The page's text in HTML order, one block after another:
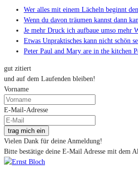
Wer alles mit einem Lächeln beginnt
Wenn du davon träumen kannst dann
Je mehr Druck ich aufbaue umso mehr
Etwas Unpraktisches kann nicht schön
Peter Paul and Mary are in the kitchen
gut zitiert
und auf dem Laufenden bleiben!
Vorname
E-Mail-Adresse
trag mich ein
Vielen Dank für deine Anmeldung!
Bitte bestätige deine E-Mail Adresse mit dem